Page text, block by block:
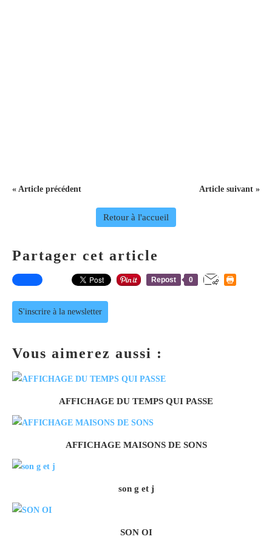
« Article précédent Article suivant »
Retour à l'accueil
Partager cet article
Repost 0
S'inscrire à la newsletter
Vous aimerez aussi :
AFFICHAGE DU TEMPS QUI PASSE
AFFICHAGE MAISONS DE SONS
son g et j
SON OI